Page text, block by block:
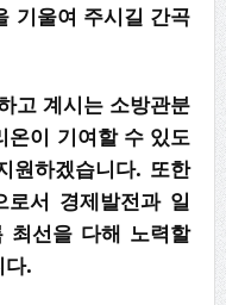
기울여 주시길 간곡
고 계시는 소방관분
온이 기여할 수 있도
원하겠습니다. 또한
로서 경제발전과 일
최선을 다해 노력할
.